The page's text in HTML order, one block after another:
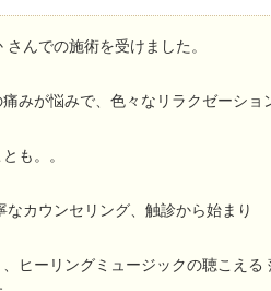
んでの施術を受けました。
みが悩みで、色々なリラクゼーショ
も。。
カウンセリング、触診から始まり
ヒーリングミュージックの聴こえる